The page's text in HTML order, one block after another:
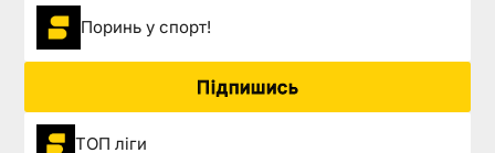
Поринь у спорт!
Підпишись
ТОП ліги